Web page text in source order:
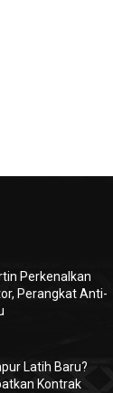
Perkenalkan
Perangkat Anti-
Latih Baru?
Kontrak